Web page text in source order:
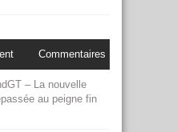
Commentaires
– La nouvelle
au peigne fin